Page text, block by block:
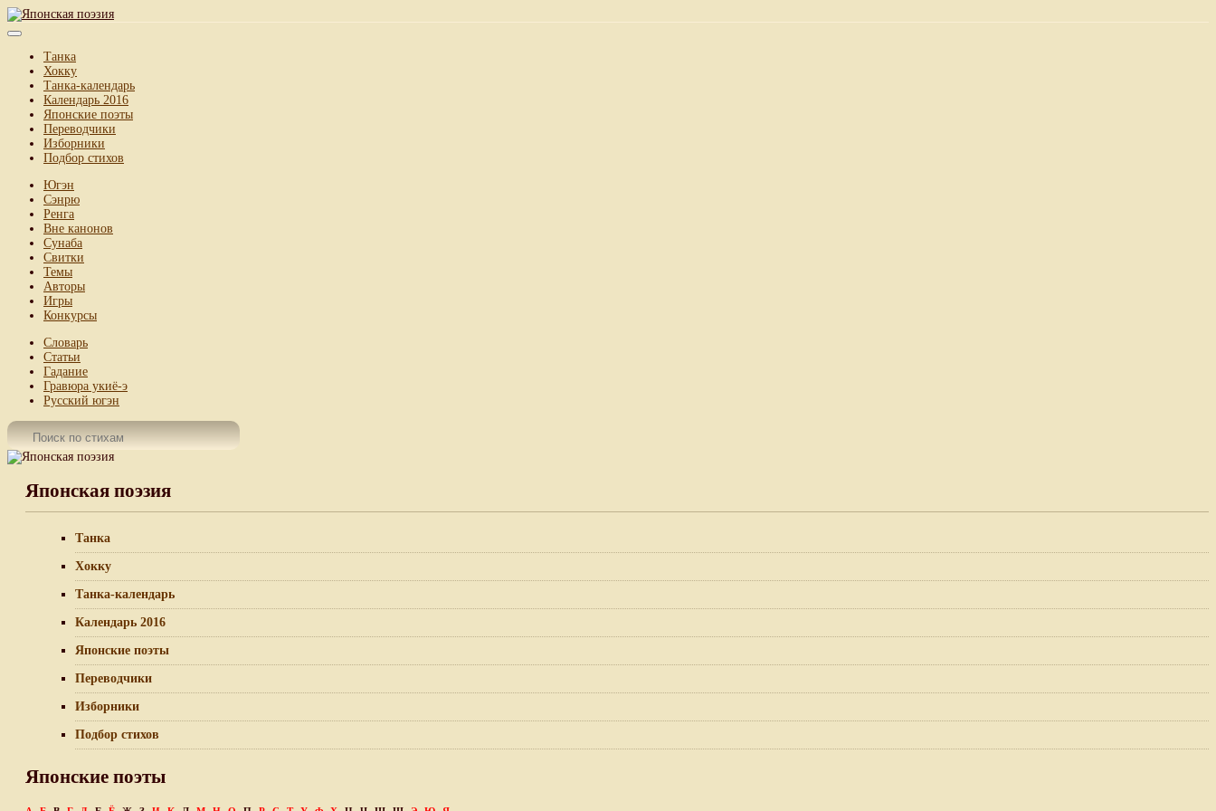
Танка
Хокку
Танка-календарь
Календарь 2016
Японские поэты
Переводчики
Изборники
Подбор стихов
Югэн
Сэнрю
Ренга
Вне канонов
Сунаба
Свитки
Темы
Авторы
Игры
Конкурсы
Словарь
Статьи
Гадание
Гравюра укиё-э
Русский югэн
Японская поэзия
Танка
Хокку
Танка-календарь
Календарь 2016
Японские поэты
Переводчики
Изборники
Подбор стихов
Японские поэты